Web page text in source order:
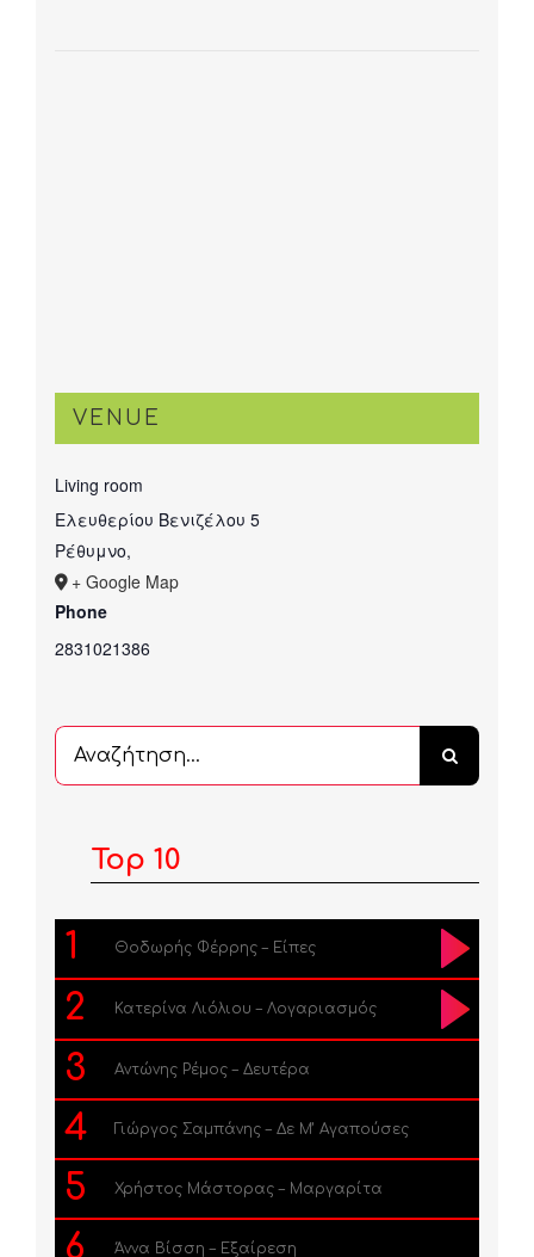
VENUE
Living room
Ελευθερίου Βενιζέλου 5
Ρέθυμνο,
+ Google Map
Phone
2831021386
Αναζήτηση
...
Top 10
1 Θοδωρής Φέρρης – Είπες
2 Κατερίνα Λιόλιου – Λογαριασμός
3 Αντώνης Ρέμος – Δευτέρα
4 Γιώργος Σαμπάνης – Δε Μ’ Αγαπούσες
5 Χρήστος Μάστορας – Μαργαρίτα
6 Άννα Βίσση – Εξαίρεση